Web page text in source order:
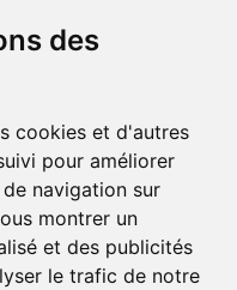
des
cookies et d'autres
pour améliorer
navigation sur
montrer un
et des publicités
le trafic de notre
digital de la pharmacie
du-Fliers.
parmi des milliers de
et choisissez le retrait
toute simplicité.